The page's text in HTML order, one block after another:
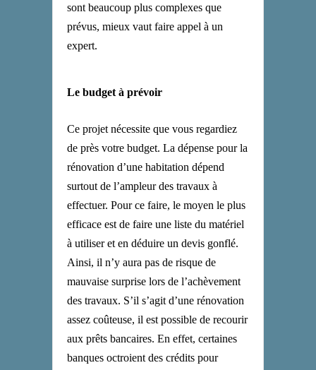
sont beaucoup plus complexes que
prévus, mieux vaut faire appel à un
expert.
Le budget à prévoir
Ce projet nécessite que vous regardiez
de près votre budget. La dépense pour la
rénovation d’une habitation dépend
surtout de l’ampleur des travaux à
effectuer. Pour ce faire, le moyen le plus
efficace est de faire une liste du matériel
à utiliser et en déduire un devis gonflé.
Ainsi, il n’y aura pas de risque de
mauvaise surprise lors de l’achèvement
des travaux. S’il s’agit d’une rénovation
assez coûteuse, il est possible de recourir
aux prêts bancaires. En effet, certaines
banques octroient des crédits pour